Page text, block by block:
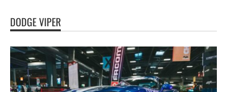
DODGE VIPER